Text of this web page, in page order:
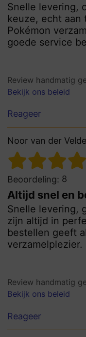
Snelle levering,
keuze, echt aan
Pokémon
goede service
Review handmatig
Bekijk ons beleid
Reageer
Noor van der Velde
Beoordeling: 8
Altijd snel en
Snelle levering,
zijn altijd in
bestellen geeft
verzamelplezier.
Review handmatig
Bekijk ons beleid
Reageer